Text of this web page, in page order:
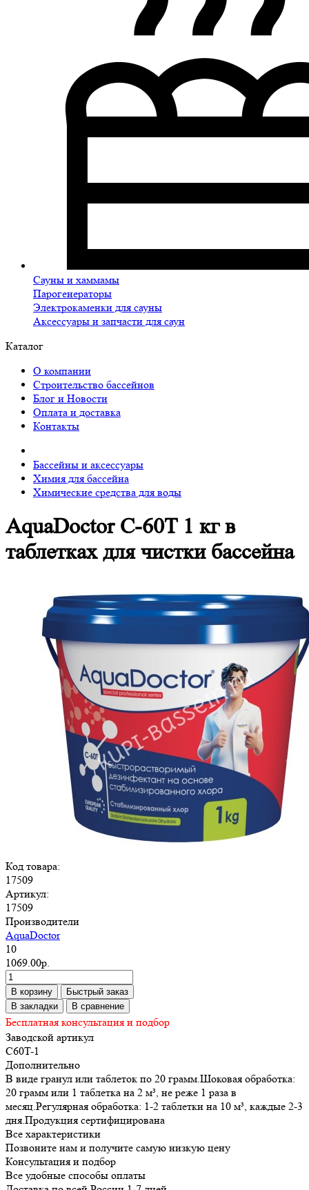
Сауны и хаммамы
Парогенераторы
Электрокаменки для сауны
Аксессуары и запчасти для саун
Каталог
О компании
Строительство бассейнов
Блог и Новости
Оплата и доставка
Контакты
Бассейны и аксессуары
Химия для бассейна
Химические средства для воды
AquaDoctor C-60T 1 кг в
таблетках для чистки бассейна
Код товара:
17509
Артикул:
17509
Производители
AquaDoctor
10
1069.00р.
В корзину
Быстрый заказ
В закладки
В сравнение
Бесплатная консультация и подбор
Заводской артикул
C60T-1
Дополнительно
В виде гранул или таблеток по 20 грамм.Шоковая обработка:
20 грамм или 1 таблетка на 2 м³, не реже 1 раза в
месяц.Регулярная обработка: 1-2 таблетки на 10 м³, каждые 2-3
дня.Продукция сертифицирована
Все характеристики
Позвоните нам и получите самую низкую цену
Консультация и подбор
Все удобные способы оплаты